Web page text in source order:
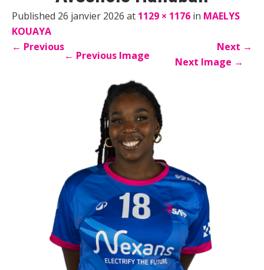
Published 26 janvier 2026 at 1129 × 1176 in MAELYS
KOUAYA
← Previous Next →
← Previous Image Next Image →